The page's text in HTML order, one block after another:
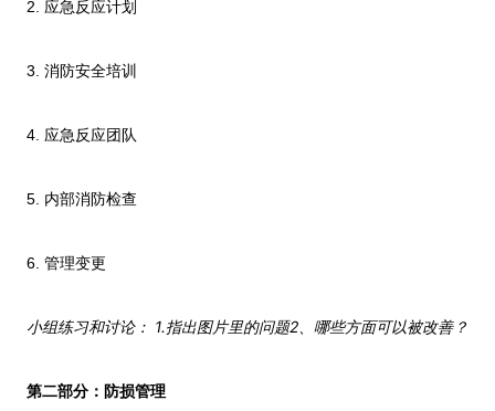
2. 应急反应计划
3. 消防安全培训
4. 应急反应团队
5. 内部消防检查
6. 管理变更
小组练习和讨论： 1.指出图片里的问题2 、哪些方面可以被改善？
第二部分：防损管理